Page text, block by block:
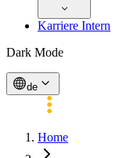
Karriere Intern
Dark Mode
de
Home